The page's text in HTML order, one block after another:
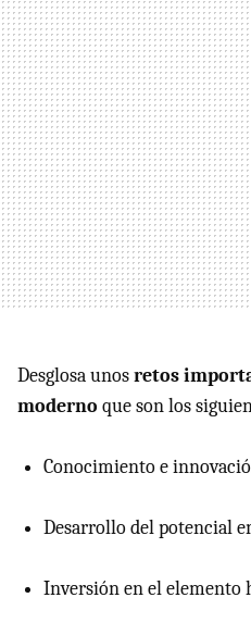
Desglosa unosretos
moderno que son los
Conocimiento e
Desarrollo del potencial
Inversión en el elemento